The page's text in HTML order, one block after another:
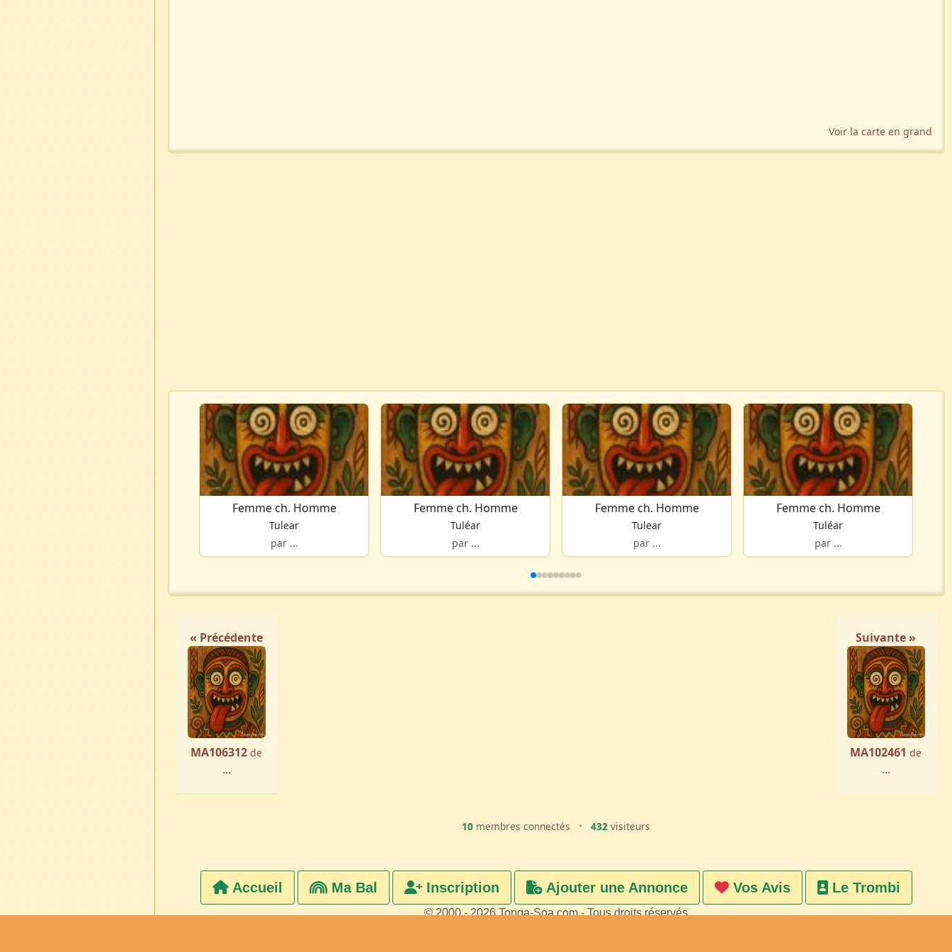
Voir la carte en grand
Femme ch. Homme
Tulear
par ...
Femme ch. Homme
Tuléar
par ...
Femme ch. Homme
Tulear
par ...
Femme ch. Homme
Tuléar
par ...
« Précédente
MA106312 de
...
Suivante »
MA102461 de
...
10 membres connectés • 432 visiteurs
Accueil Ma Bal Inscription Ajouter une Annonce Vos Avis Le Trombi
© 2000 - 2026 Tonga-Soa.com - Tous droits réservés